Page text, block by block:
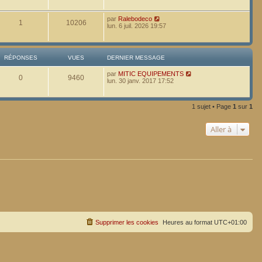
1 10206 par Ralebodeco
lun. 6 juil. 2026 19:57
RÉPONSES VUES DERNIER MESSAGE
0 9460 par MITIC EQUIPEMENTS
lun. 30 janv. 2017 17:52
1 sujet • Page 1 sur 1
Aller à
Heures au format UTC+01:00
Supprimer les cookies